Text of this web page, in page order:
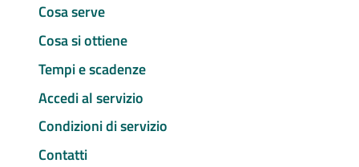
Cosa serve
Cosa si ottiene
Tempi e scadenze
Accedi al servizio
Condizioni di servizio
Contatti